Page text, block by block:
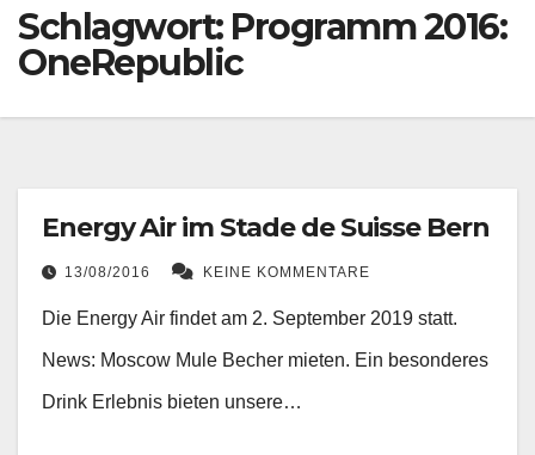
Schlagwort: Programm 2016:
OneRepublic
Energy Air im Stade de Suisse Bern
13/08/2016 KEINE KOMMENTARE
Die Energy Air findet am 2. September 2019 statt.
News: Moscow Mule Becher mieten. Ein besonderes
Drink Erlebnis bieten unsere…